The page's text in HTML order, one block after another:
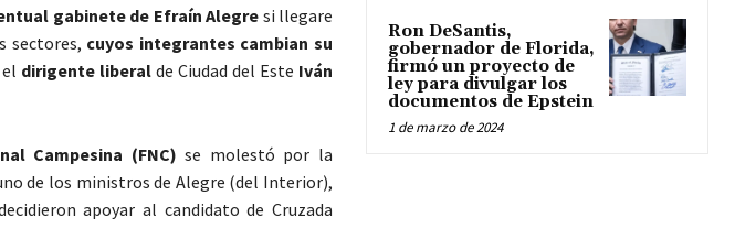
gabinete de Efraín Alegresi llegare
sectores, cuyos integrantes cambian su
dirigente liberalde Ciudad del Este Iván
Campesina (FNC) se molestó por la
de los ministros de Alegre (del Interior),
apoyar al candidato de Cruzada
Ron DeSantis,
gobernador de Florida,
firmó un proyecto de
ley para divulgar los
documentos de Epstein
1 de marzo de 2024